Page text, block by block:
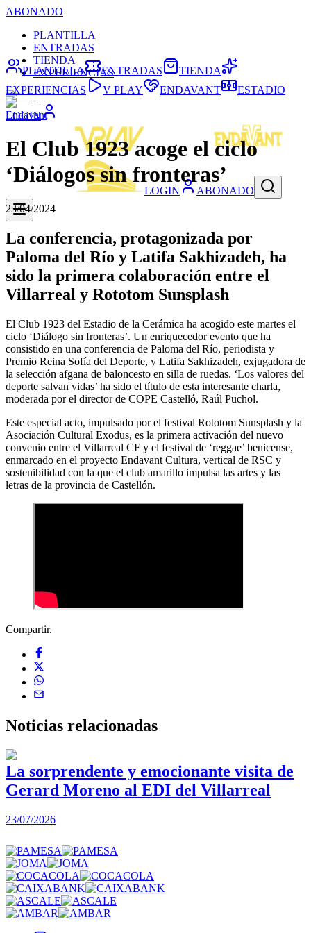
ABONADO
PLANTILLA
ENTRADAS
TIENDA
EXPERIENCIAS
LOGIN
LOGIN ABONADO
PLANTILLA ENTRADAS
TIENDA
EXPERIENCIAS
V PLAY ENDAVANT ESTADIO
Endavant
El Club 1923 acoge el ciclo
‘Diálogos sin fronteras’
23/04/2024
La conferencia, protagonizada por
Paloma del Río y Latifa Sakhizadeh, ha
sido la primera colaboración entre el
Villarreal y Rototom Sunsplash
El Club 1923 del Estadio de la Cerámica ha acogido este martes el
ciclo ‘Diálogo sin fronteras’. Un enriquecedor evento que ha
consistido en una conferencia de Paloma del Río, periodista y
Premio Reina Sofía del Deporte, y Latifa Sakhizadeh, exjugadora de
la selección afgana de baloncesto en silla de ruedas. ‘Los valores del
deporte salvan vidas’ ha sido el título de esta interesante charla,
moderada por el director de COPE Castelló, Raúl Puchol.
Este especial acto, impulsado por el festival Rototom Sunsplash y la
Asociación Cultural Exodus, es la primera activación del nuevo
convenio entre el Villarreal CF y el festival de ‘reggae’ benicense,
enmarcado en el proyecto Endavant Cultura, vertical de RSC y
sostenibilidad con la que el club amarillo impulsa las artes y las
letras de la provincia de Castellón.
Compartir.
Noticias relacionadas
La sorprendente y emocionante visita de
Gerard Moreno al EDI del Villarreal
23/07/2026